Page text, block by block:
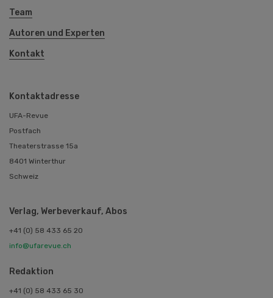
Team
Autoren und Experten
Kontakt
Kontaktadresse
UFA-Revue
Postfach
Theaterstrasse 15a
8401 Winterthur
Schweiz
Verlag, Werbeverkauf, Abos
+41 (0) 58 433 65 20
info@ufarevue.ch
Redaktion
+41 (0) 58 433 65 30